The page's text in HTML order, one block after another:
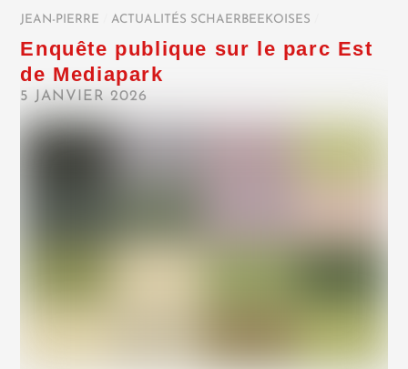
JEAN-PIERRE ACTUALITÉS SCHAERBEEKOISES
Enquête publique sur le parc Est
de Mediapark
5 JANVIER 2026